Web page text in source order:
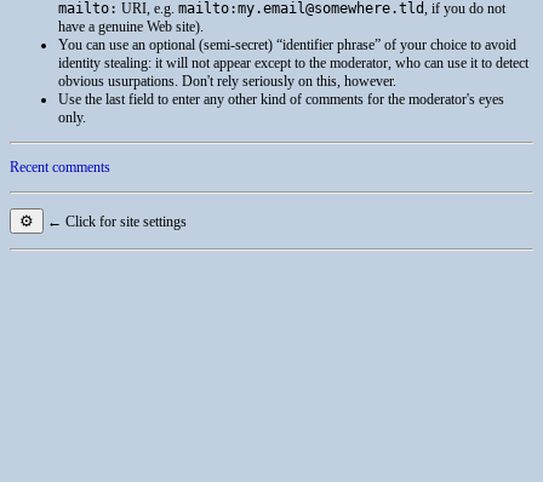
mailto: URI, e.g. mailto:my.email@somewhere.tld, if you do not
have a genuine Web site).
You can use an optional (semi-secret) “identifier phrase” of your choice to avoid
identity stealing: it will not appear except to the moderator, who can use it to detect
obvious usurpations. Don't rely seriously on this, however.
Use the last field to enter any other kind of comments for the moderator's eyes
only.
Recent comments
⚙ ← Click for site settings